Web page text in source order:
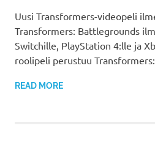
Uusi Transformers-videopeli
Transformers: Battlegrounds
Switchille, PlayStation 4:lle ja
roolipeli perustuu
READ MORE